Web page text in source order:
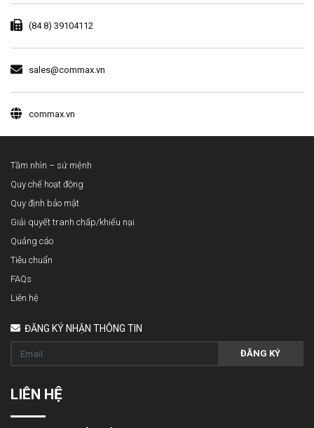
(84 8) 39104112
sales@commax.vn
commax.vn
Tầm nhìn – sứ mệnh
Quy chế hoạt động
Quy định bảo mật
Giải quyết tranh chấp/khiếu nại
Quảng cáo
Tiêu chuẩn
FAQs
Liên hệ
ĐĂNG KÝ NHẬN THÔNG TIN
ĐĂNG KÝ
LIÊN HỆ